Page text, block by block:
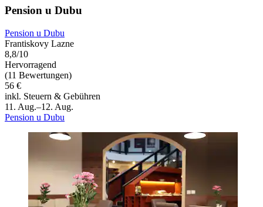
Pension u Dubu
Pension u Dubu
Frantiskovy Lazne
8,8/10
Hervorragend
(11 Bewertungen)
56 €
inkl. Steuern & Gebühren
11. Aug.–12. Aug.
Pension u Dubu